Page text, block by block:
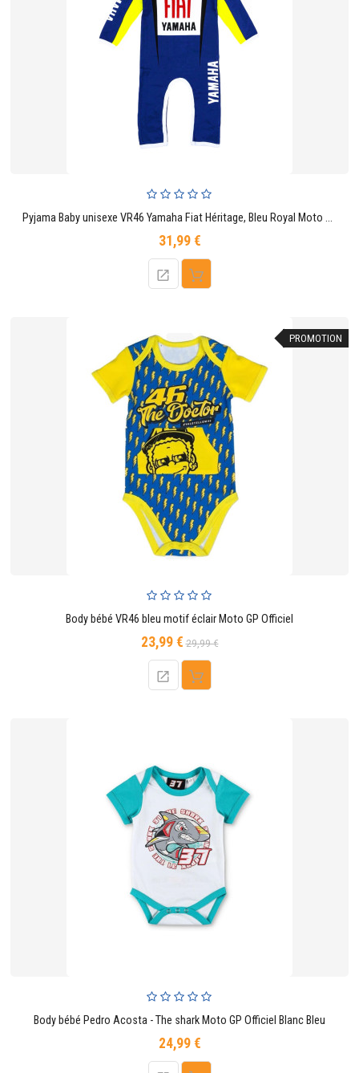
Pyjama Baby unisexe VR46 Yamaha Fiat Héritage, Bleu Royal Moto GP
31,99 €Prix
PROMOTION
Body bébé VR46 bleu motif éclair Moto GP Officiel
23,99 €Prix
de
base
29,99 €Prix
Body bébé Pedro Acosta - The shark Moto GP Officiel Blanc Bleu
24,99 €Prix